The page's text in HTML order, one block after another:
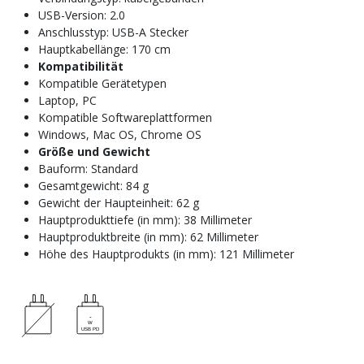
USB-Version: 2.0
Anschlusstyp: USB-A Stecker
Hauptkabellänge: 170 cm
Kompatibilität
Kompatible Gerätetypen
Laptop, PC
Kompatible Softwareplattformen
Windows, Mac OS, Chrome OS
Größe und Gewicht
Bauform: Standard
Gesamtgewicht: 84 g
Gewicht der Haupteinheit: 62 g
Hauptprodukttiefe (in mm): 38 Millimeter
Hauptproduktbreite (in mm): 62 Millimeter
Höhe des Hauptprodukts (in mm): 121 Millimeter